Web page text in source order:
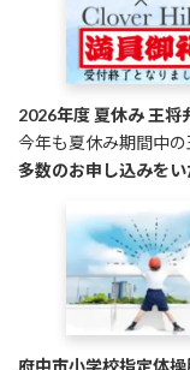
2026年度 夏休み 王将
今年も夏休み期間中の
多数のお申し込みをい